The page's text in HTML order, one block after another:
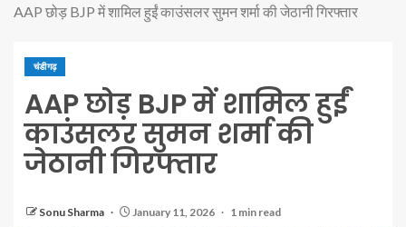
AAP छोड़ BJP में शामिल हुईं काउंसलर सुमन शर्मा की जेठानी गिरफ्तार
चंडीगढ़
AAP छोड़ BJP में शामिल हुईं
काउंसलर सुमन शर्मा की
जेठानी गिरफ्तार
Sonu Sharma January 11, 2026 1 min read